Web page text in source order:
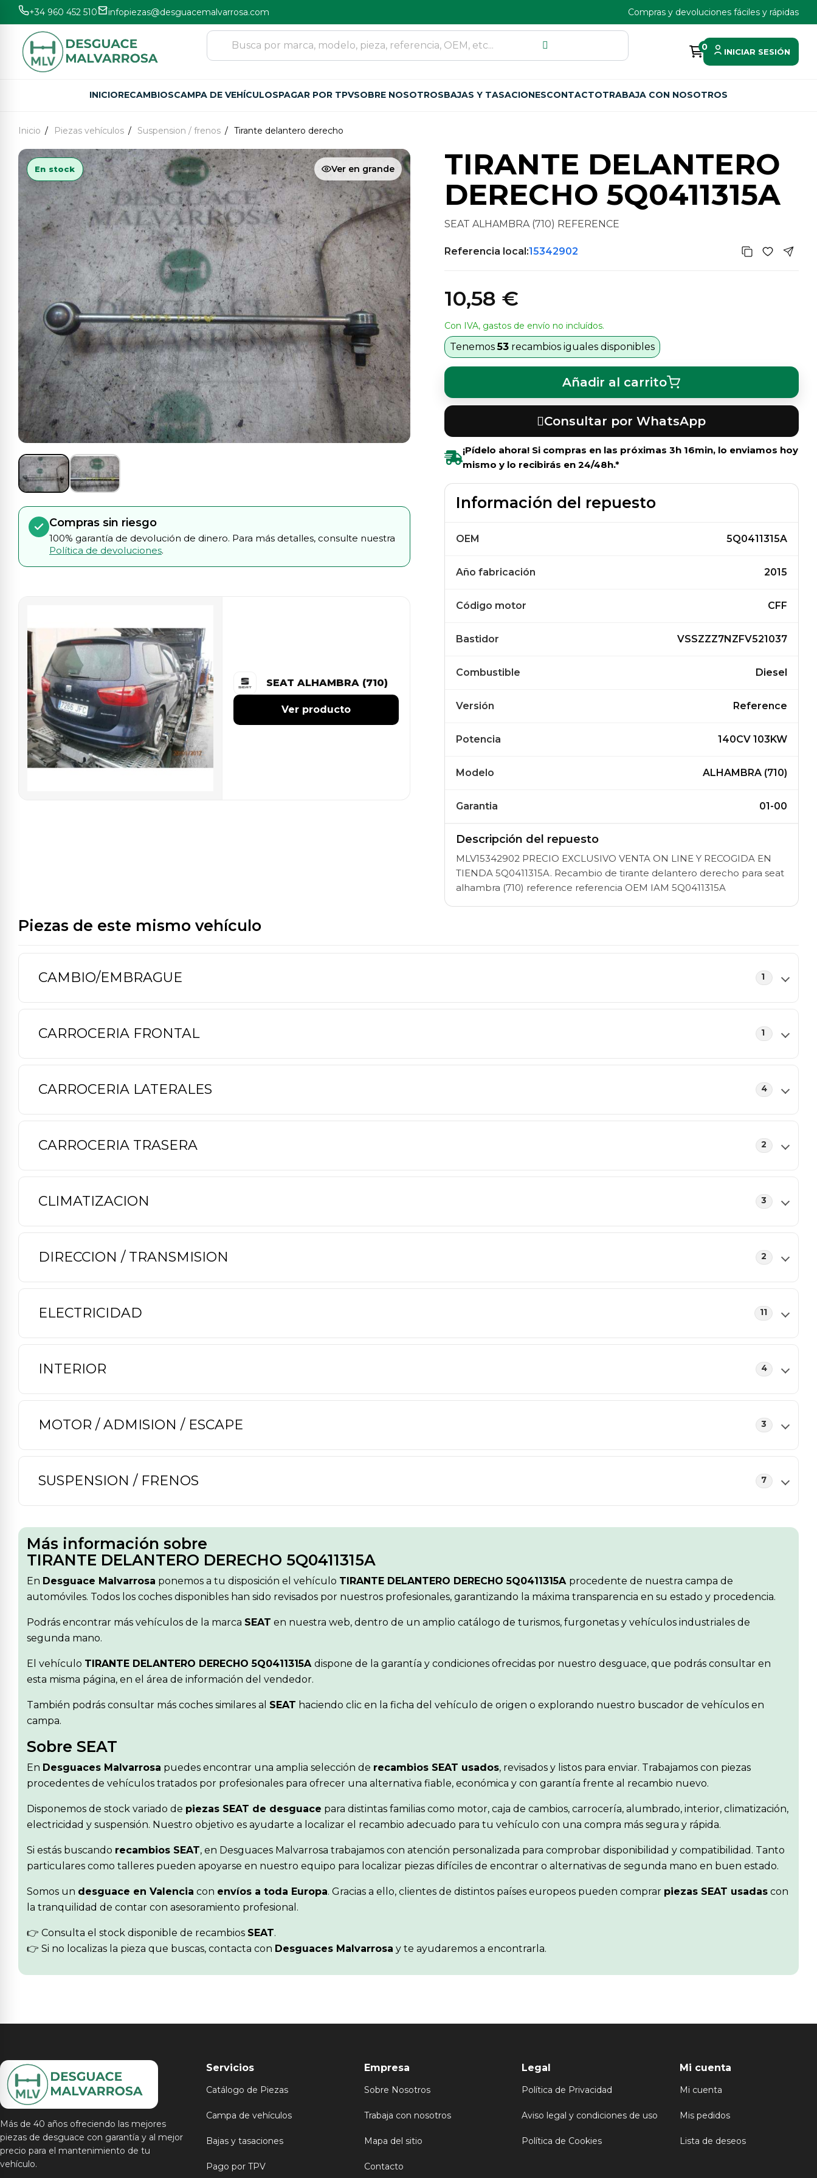
+34 960 452 510 infopiezas@desguacemalvarrosa.com Compras y devoluciones fáciles y rápidas
0 INICIAR SESIÓN
INICIORECAMBIOSCAMPA DE VEHÍCULOSPAGAR POR TPVSOBRE NOSOTROSBAJAS Y TASACIONESCONTACTOTRABAJA CON NOSOTROS
Inicio Piezas vehículos Suspension / frenos Tirante delantero derecho
Ver en grande
En stock
Compras sin riesgo
100% garantía de devolución de dinero. Para más detalles, consulte nuestra
Política de devoluciones.
SEAT ALHAMBRA (710)
Ver producto
TIRANTE DELANTERO
DERECHO 5Q0411315A
SEAT ALHAMBRA (710) REFERENCE
Referencia local:15342902
10,58 €
Con IVA, gastos de envío no incluídos.
Tenemos53recambios iguales disponibles
Añadir al carrito
Consultar por WhatsApp
¡Pídelo ahora! Si compras en las próximas 3h 16min, lo enviamos hoy
mismo y lo recibirás en 24/48h.*
Información del repuesto
OEM 5Q0411315A
Año fabricación 2015
Código motor CFF
Bastidor VSSZZZ7NZFV521037
Combustible Diesel
Versión Reference
Potencia 140CV 103KW
Modelo ALHAMBRA (710)
Garantia 01-00
Descripción del repuesto
MLV15342902 PRECIO EXCLUSIVO VENTA ON LINE Y RECOGIDA EN
TIENDA 5Q0411315A. Recambio de tirante delantero derecho para seat
alhambra (710) reference referencia OEM IAM 5Q0411315A
Piezas de este mismo vehículo
CAMBIO/EMBRAGUE 1
CARROCERIA FRONTAL 1
CARROCERIA LATERALES 4
CARROCERIA TRASERA 2
CLIMATIZACION 3
DIRECCION / TRANSMISION 2
ELECTRICIDAD 11
INTERIOR 4
MOTOR / ADMISION / ESCAPE 3
SUSPENSION / FRENOS 7
Más información sobre
TIRANTE DELANTERO DERECHO 5Q0411315A
En Desguace Malvarrosa ponemos a tu disposición el vehículo TIRANTE DELANTERO DERECHO 5Q0411315A procedente de nuestra campa de
automóviles. Todos los coches disponibles han sido revisados por nuestros profesionales, garantizando la máxima transparencia en su estado y procedencia.
Podrás encontrar más vehículos de la marca SEAT en nuestra web, dentro de un amplio catálogo de turismos, furgonetas y vehículos industriales de
segunda mano.
El vehículo TIRANTE DELANTERO DERECHO 5Q0411315A dispone de la garantía y condiciones ofrecidas por nuestro desguace, que podrás consultar en
esta misma página, en el área de información del vendedor.
También podrás consultar más coches similares al SEAT haciendo clic en la ficha del vehículo de origen o explorando nuestro buscador de vehículos en
campa.
Sobre SEAT
En Desguaces Malvarrosa puedes encontrar una amplia selección de recambios SEAT usados, revisados y listos para enviar. Trabajamos con piezas
procedentes de vehículos tratados por profesionales para ofrecer una alternativa fiable, económica y con garantía frente al recambio nuevo.
Disponemos de stock variado de piezas SEAT de desguace para distintas familias como motor, caja de cambios, carrocería, alumbrado, interior, climatización,
electricidad y suspensión. Nuestro objetivo es ayudarte a localizar el recambio adecuado para tu vehículo con una compra más segura y rápida.
Si estás buscando recambios SEAT, en Desguaces Malvarrosa trabajamos con atención personalizada para comprobar disponibilidad y compatibilidad. Tanto
particulares como talleres pueden apoyarse en nuestro equipo para localizar piezas difíciles de encontrar o alternativas de segunda mano en buen estado.
Somos un desguace en Valencia con envíos a toda Europa. Gracias a ello, clientes de distintos países europeos pueden comprar piezas SEAT usadas con
la tranquilidad de contar con asesoramiento profesional.
👉 Consulta el stock disponible de recambios SEAT.
👉 Si no localizas la pieza que buscas, contacta con Desguaces Malvarrosa y te ayudaremos a encontrarla.
Más de 40 años ofreciendo las mejores
piezas de desguace con garantía y al mejor
precio para el mantenimiento de tu
vehículo.
Servicios
Catálogo de Piezas
Campa de vehículos
Bajas y tasaciones
Pago por TPV
Empresa
Sobre Nosotros
Trabaja con nosotros
Mapa del sitio
Contacto
Legal
Política de Privacidad
Aviso legal y condiciones de uso
Política de Cookies
Mi cuenta
Mi cuenta
Mis pedidos
Lista de deseos